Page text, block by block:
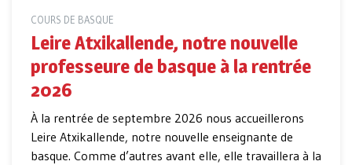
COURS DE BASQUE
Leire Atxikallende, notre nouvelle
professeure de basque à la rentrée
2026
À la rentrée de septembre 2026 nous accueillerons
Leire Atxikallende, notre nouvelle enseignante de
basque. Comme d’autres avant elle, elle travaillera à la